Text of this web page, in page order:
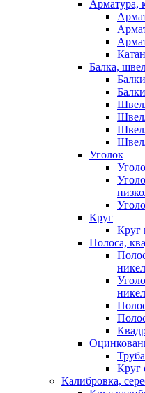
Арматура,
Балка,
Уголок
Круг
Круг
Полоса,
Круг
Калибровка,